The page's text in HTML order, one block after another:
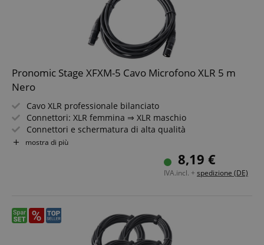
Pronomic Stage XFXM-5 Cavo Microfono XLR 5 m
Nero
Cavo XLR professionale bilanciato
Connettori: XLR femmina ⇒ XLR maschio
Connettori e schermatura di alta qualità
Lunghezza: 5m
mostra di più
8,19 €
IVA.incl. + spedizione (DE)